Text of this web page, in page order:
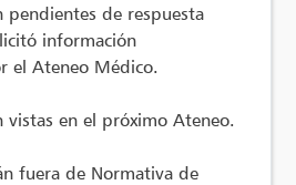
pendientes de respuesta
información
el Ateneo Médico.
vistas en el próximo Ateneo.
fuera de Normativa de